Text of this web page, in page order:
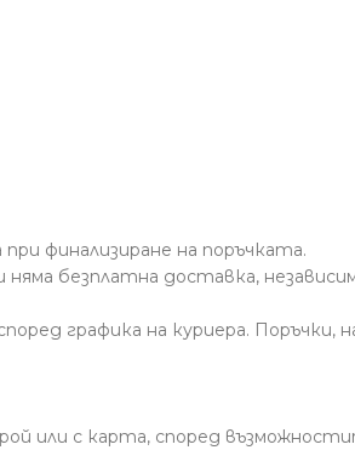
финализиране на поръчката.
безплатна доставка,
графика на куриера. Поръчки,
или с карта, според